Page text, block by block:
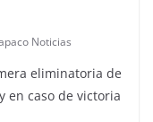
Noticias
eliminatoria de
en caso de victoria